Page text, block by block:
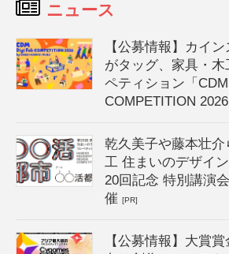
ニュース
【公募情報】カイ
がタッグ、家具・
ペティション「
COMPETITION
乾久美子や藤本壮
工 住まいのデザイ
20回記念 特別講演
催[PR]
【公募情報】大賞